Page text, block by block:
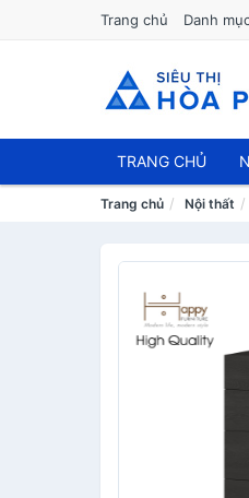
Trang chủ Danh
TRANG CHỦ
Trang chủ Nội thất